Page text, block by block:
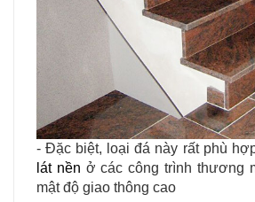
- Đặc biệt, loại đá này rất phù
lát nền ở các công trình thương
mật độ giao thông cao